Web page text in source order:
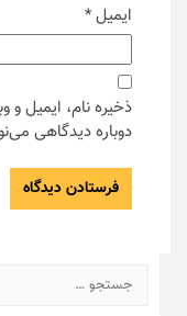
ایمیل*
ذخیره نام، ایمیل و
دوباره دیدگاهی
جستجو
برای: